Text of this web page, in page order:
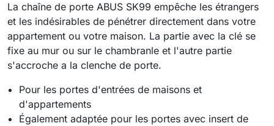
La chaîne de porte ABUS SK99 empêche les étrangers
et les indésirables de pénétrer directement dans votre
appartement ou votre maison. La partie avec la clé se
fixe au mur ou sur le chambranle et l'autre partie
s'accroche a la clenche de porte.
Pour les portes d'entrées de maisons et
d'appartements
Également adaptée pour les portes avec insert de